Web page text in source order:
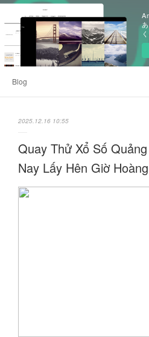
Blog
2025.12.16 10:55
Quay Thử Xổ Số
Nay Lấy Hên Giờ